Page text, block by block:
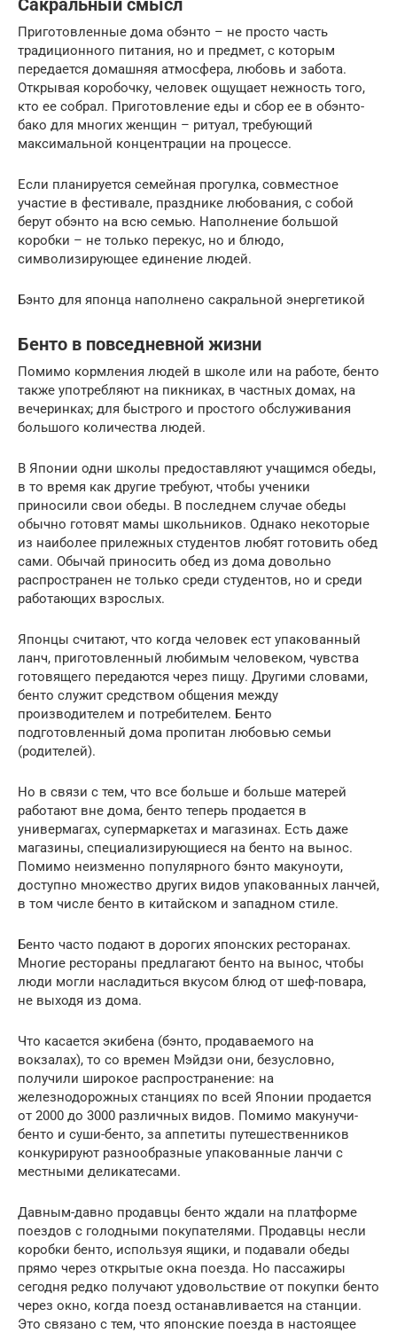
Сакральный смысл
Приготовленные дома обэнто – не просто часть
традиционного питания, но и предмет, с которым
передается домашняя атмосфера, любовь и забота.
Открывая коробочку, человек ощущает нежность того,
кто ее собрал. Приготовление еды и сбор ее в обэнто-
бако для многих женщин – ритуал, требующий
максимальной концентрации на процессе.
Если планируется семейная прогулка, совместное
участие в фестивале, празднике любования, с собой
берут обэнто на всю семью. Наполнение большой
коробки – не только перекус, но и блюдо,
символизирующее единение людей.
Бэнто для японца наполнено сакральной энергетикой
Бенто в повседневной жизни
Помимо кормления людей в школе или на работе, бенто
также употребляют на пикниках, в частных домах, на
вечеринках; для быстрого и простого обслуживания
большого количества людей.
В Японии одни школы предоставляют учащимся обеды,
в то время как другие требуют, чтобы ученики
приносили свои обеды. В последнем случае обеды
обычно готовят мамы школьников. Однако некоторые
из наиболее прилежных студентов любят готовить обед
сами. Обычай приносить обед из дома довольно
распространен не только среди студентов, но и среди
работающих взрослых.
Японцы считают, что когда человек ест упакованный
ланч, приготовленный любимым человеком, чувства
готовящего передаются через пищу. Другими словами,
бенто служит средством общения между
производителем и потребителем. Бенто
подготовленный дома пропитан любовью семьи
(родителей).
Но в связи с тем, что все больше и больше матерей
работают вне дома, бенто теперь продается в
универмагах, супермаркетах и ​​магазинах. Есть даже
магазины, специализирующиеся на бенто на вынос.
Помимо неизменно популярного бэнто макуноути,
доступно множество других видов упакованных ланчей,
в том числе бенто в китайском и западном стиле.
Бенто часто подают в дорогих японских ресторанах.
Многие рестораны предлагают бенто на вынос, чтобы
люди могли насладиться вкусом блюд от шеф-повара,
не выходя из дома.
Что касается экибена (бэнто, продаваемого на
вокзалах), то со времен Мэйдзи они, безусловно,
получили широкое распространение: на
железнодорожных станциях по всей Японии продается
от 2000 до 3000 различных видов. Помимо макунучи-
бенто и суши-бенто, за аппетиты путешественников
конкурируют разнообразные упакованные ланчи с
местными деликатесами.
Давным-давно продавцы бенто ждали на платформе
поездов с голодными покупателями. Продавцы несли
коробки бенто, используя ящики, и подавали обеды
прямо через открытые окна поезда. Но пассажиры
сегодня редко получают удовольствие от покупки бенто
через окно, когда поезд останавливается на станции.
Это связано с тем, что японские поезда в настоящее